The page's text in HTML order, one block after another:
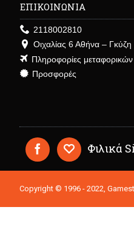
ΕΠΙΚΟΙΝΩΝΙΑ
2118002810
Οιχαλίας 6 Αθήνα – Γκύζη
Πληροφορίες
Προσφορές
Φιλικά
Copyright © 1996 - 2022,